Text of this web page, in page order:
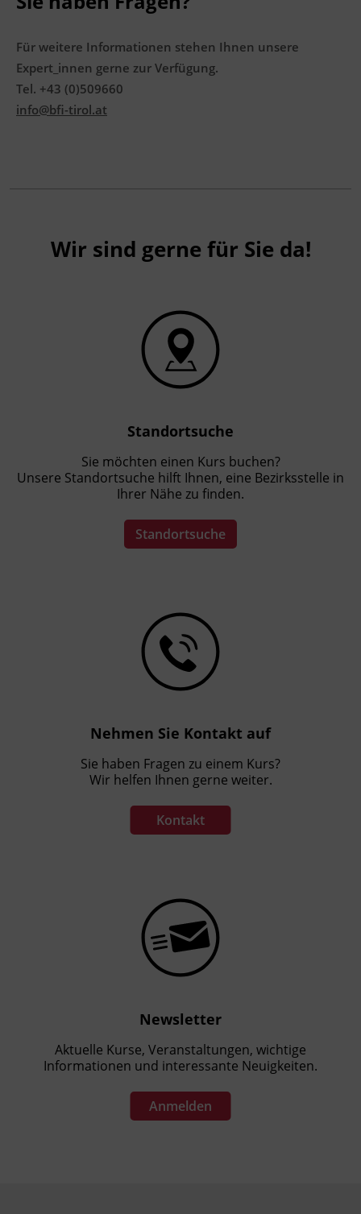
Für weitere Informationen stehen Ihnen unsere
Expert_innen gerne zur Verfügung.
Tel. +43 (0)509660
info@bfi-tirol.at
Wir sind gerne für Sie da!
Standortsuche
Sie möchten einen Kurs buchen?
Unsere Standortsuche hilft Ihnen, eine Bezirksstelle in
Ihrer Nähe zu finden.
Standortsuche
Nehmen Sie Kontakt auf
Sie haben Fragen zu einem Kurs?
Wir helfen Ihnen gerne weiter.
Kontakt
Newsletter
Aktuelle Kurse, Veranstaltungen, wichtige
Informationen und interessante Neuigkeiten.
Anmelden